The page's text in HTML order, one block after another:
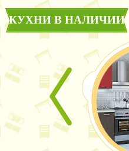
КУХНИ В НАЛИЧИИ